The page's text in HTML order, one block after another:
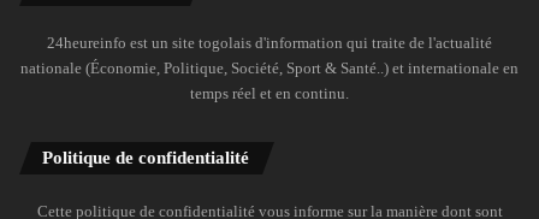
24heureinfo est un site togolais d'information qui traite de l'actualité
nationale (Économie, Politique, Société, Sport & Santé..) et internationale en
temps réel et en continu.
Politique de confidentialité
Cette politique de confidentialité vous informe sur la manière dont sont